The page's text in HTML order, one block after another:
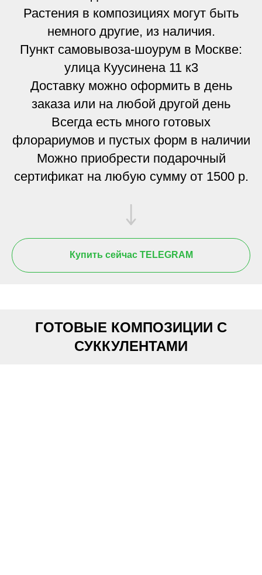
Растения в композициях могут быть
немного другие, из наличия.
Пункт самовывоза-шоурум в Москве:
улица Куусинена 11 к3
Доставку можно оформить в день
заказа или на любой другой день
Всегда есть много готовых
флорариумов и пустых форм в наличии
Можно приобрести подарочный
сертификат на любую сумму от 1500 р.
Купить сейчас TELEGRAM
ГОТОВЫЕ КОМПОЗИЦИИ С
СУККУЛЕНТАМИ